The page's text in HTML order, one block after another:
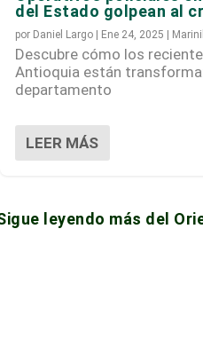
del Estado golpean al
por Daniel Largo | Ene 24, 2025 |
Descubre cómo los
Antioquia están
departamento
LEER MÁS
leyendo más del